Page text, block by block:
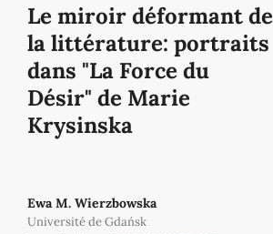
Le miroir déformant de
la littérature: portraits
dans "La Force du
Désir" de Marie
Krysinska
Ewa M. Wierzbowska
Université de Gdańsk